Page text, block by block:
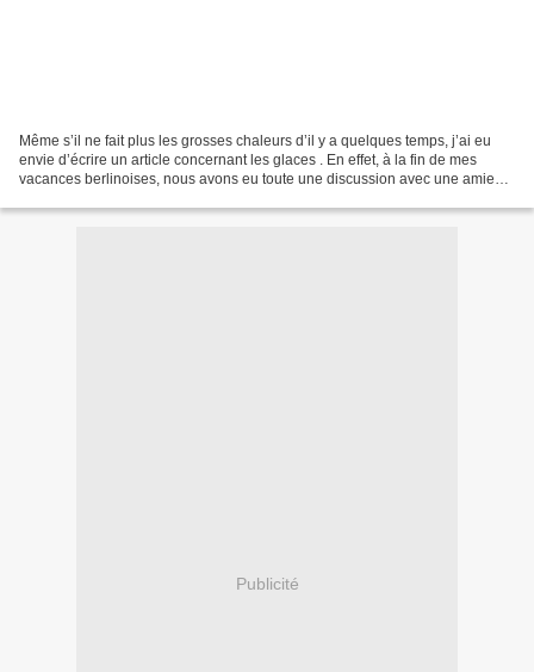
Même s’il ne fait plus les grosses chaleurs d’il y a quelques temps, j’ai eu
envie d’écrire un article concernant les glaces . En effet, à la fin de mes
vacances berlinoises, nous avons eu toute une discussion avec une amie
Publicité